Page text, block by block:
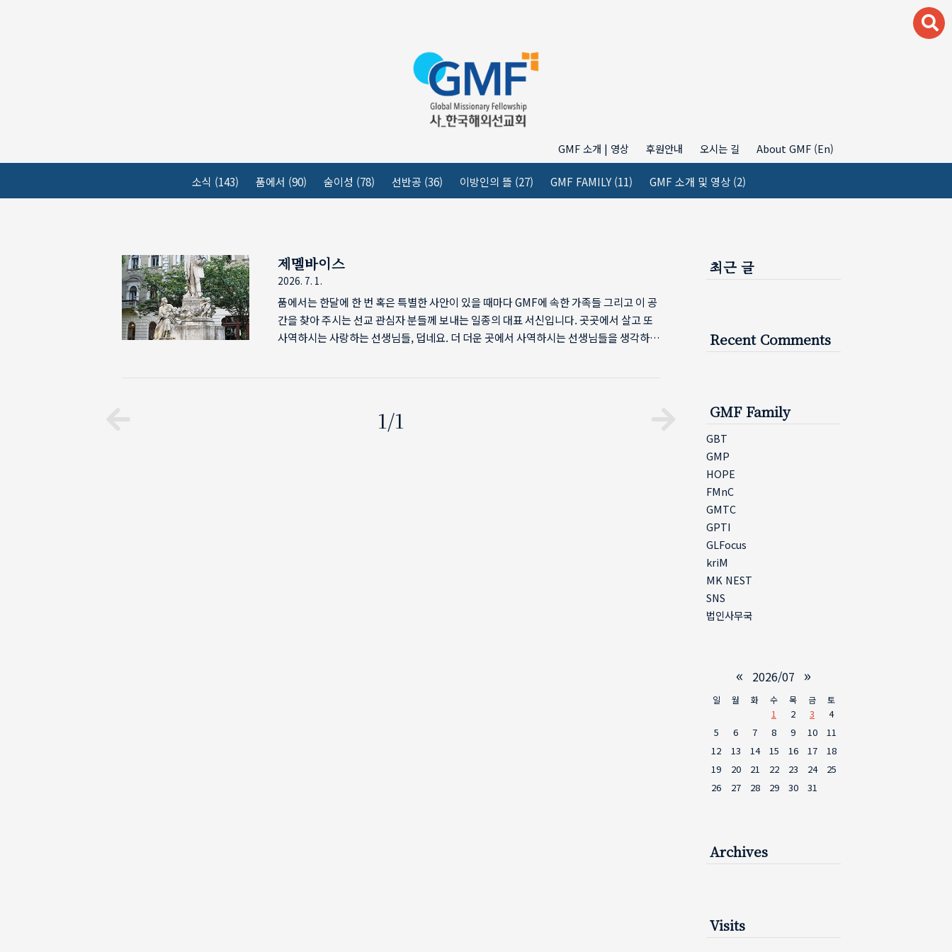
GMF 소개 | 영상 후원안내 오시는 길 About GMF (En)
소식 (143) 품에서 (90) 숨이성 (78) 선반공 (36) 이방인의 뜰 (27) GMF FAMILY(11) GMF 소개 및 영상 (2)
최근 글
Recent Comments
GMF Family
GBT
GMP
HOPE
FMnC
GMTC
GPTI
GLFocus
kriM
MK NEST
SNS
법인사무국
« 2026/07 »
일 월 화 수 목 금 토
1 2 3
4
5
6 7 8 9 10
11
12
13 14 15 16 17
18
19
20 21 22 23 24
25
26
27 28 29 30 31
Archives
Visits
제멜바이스
2026. 7. 1.
품에서는 한달에 한 번 혹은 특별한 사안이 있을 때마다 GMF에 속한 가족들 그리고 이 공
간을 찾아 주시는 선교 관심자 분들께 보내는 일종의 대표 서신입니다. 곳곳에서 살고 또
사역하시는 사랑하는 선생님들, 덥네요. 더 더운 곳에서 사역하시는 선생님들을 생각하며
례로 그의 이야기가 등장했는데, 관심이 생겨 이곳저곳 찾아보니 너무나 유명한 사람이었
1/1